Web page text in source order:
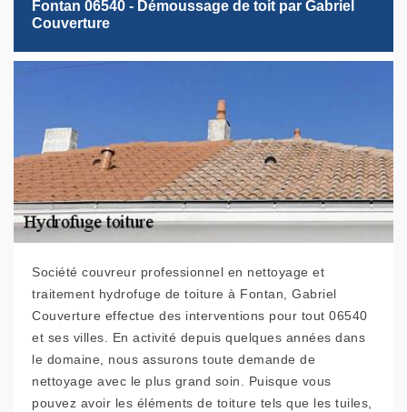
Fontan 06540 - Démoussage de toit par Gabriel
Couverture
Société couvreur professionnel en nettoyage et
traitement hydrofuge de toiture à Fontan, Gabriel
Couverture effectue des interventions pour tout 06540
et ses villes. En activité depuis quelques années dans
le domaine, nous assurons toute demande de
nettoyage avec le plus grand soin. Puisque vous
pouvez avoir les éléments de toiture tels que les tuiles,